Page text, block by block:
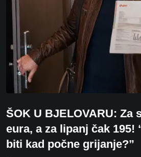
ŠOK U BJELOVARU: Za
eura, a za lipanj čak 195!
biti kad počne grijanje?”